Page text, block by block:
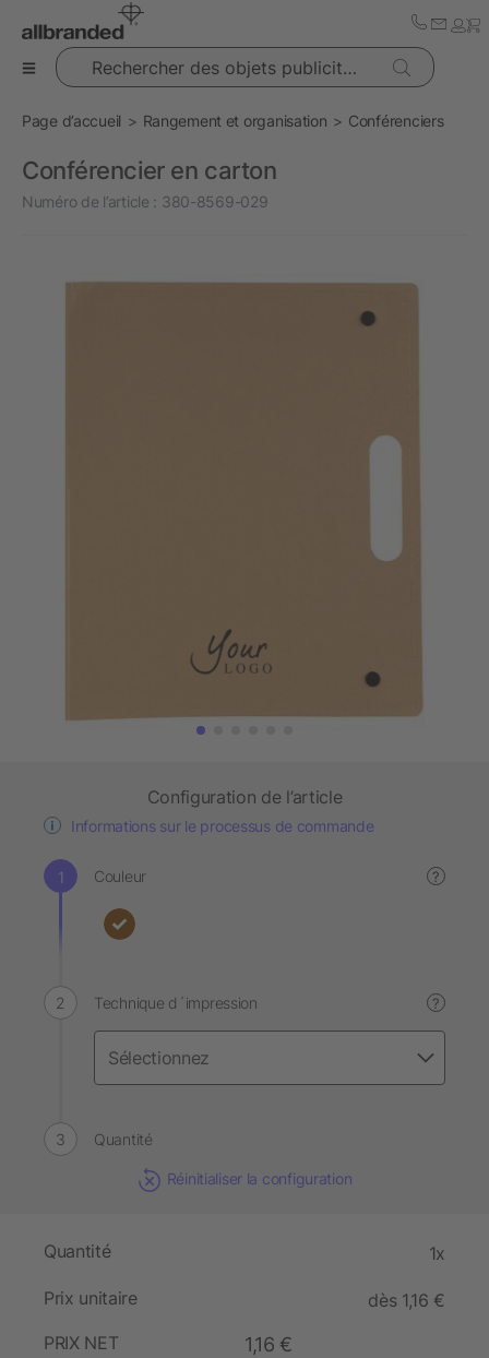
Rechercher des objets publicitaires
Page d’accueil Rangement et organisation Conférenciers
Conférencier en carton
Numéro de l’article : 380-8569-029
Configuration de l’article
Informations sur le processus de commande
Couleur ?
Technique d´impression ?
Quantité
Réinitialiser la configuration
Quantité 1x
Prix unitaire
dès 1,16 €
PRIX NET
1,16 €